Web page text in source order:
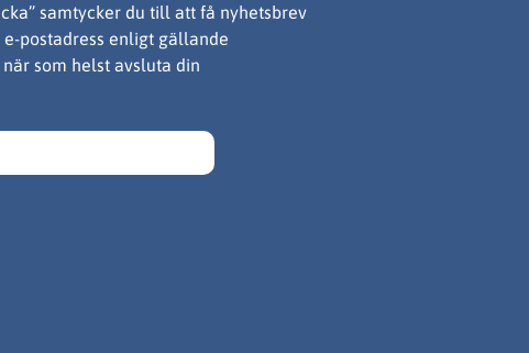
samtycker du till att få nyhetsbrev
postadress enligt gällande
som helst avsluta din